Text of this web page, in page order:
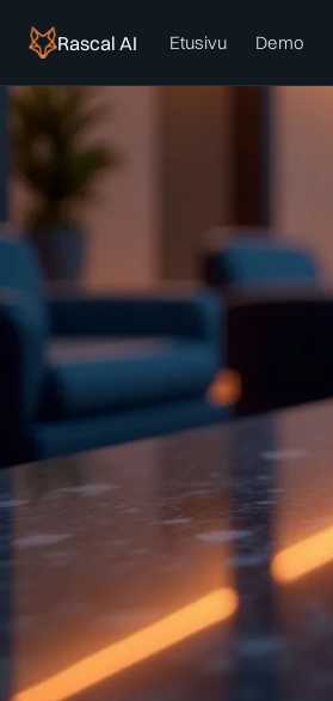
Rascal AI Etusivu Demo